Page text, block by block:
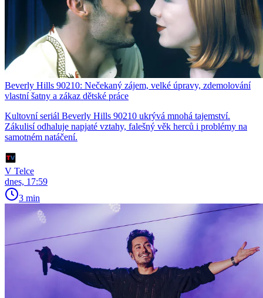
Beverly Hills 90210: Nečekaný zájem, velké úpravy, zdemolování
vlastní šatny a zákaz dětské práce
Kultovní seriál Beverly Hills 90210 ukrývá mnohá tajemství.
Zákulisí odhaluje napjaté vztahy, falešný věk herců i problémy na
samotném natáčení.
V Telce
dnes, 17:59
3 min